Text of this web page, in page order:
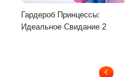
Гардероб Принцессы:
Идеальное Свидание 2